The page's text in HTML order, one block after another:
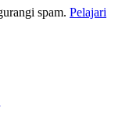
spam. Pelajari